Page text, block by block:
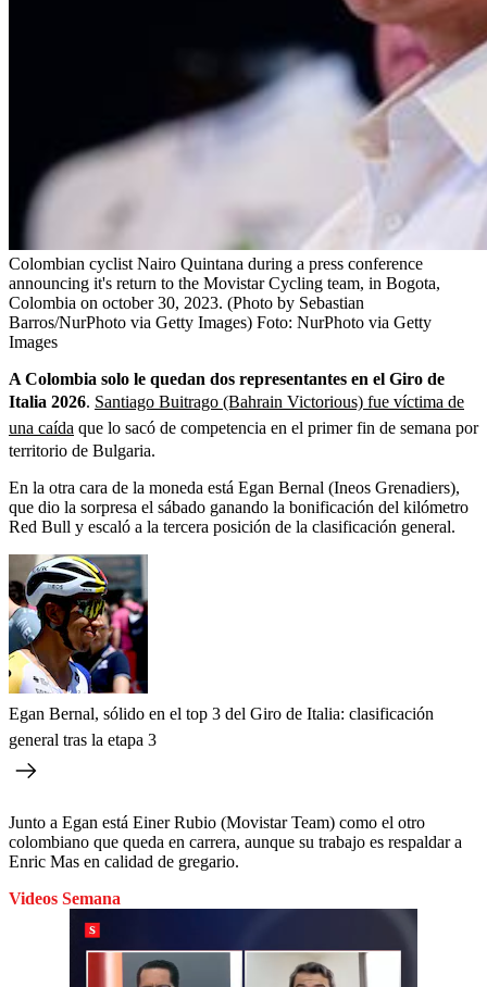
Colombian cyclist Nairo Quintana during a press conference
announcing it's return to the Movistar Cycling team, in Bogota,
Colombia on october 30, 2023. (Photo by Sebastian
Barros/NurPhoto via Getty Images) Foto: NurPhoto via Getty
Images
A Colombia solo le quedan dos representantes en el Giro de
Italia 2026. Santiago Buitrago (Bahrain Victorious) fue víctima de
una caída que lo sacó de competencia en el primer fin de semana por
territorio de Bulgaria.
En la otra cara de la moneda está Egan Bernal (Ineos Grenadiers),
que dio la sorpresa el sábado ganando la bonificación del kilómetro
Red Bull y escaló a la tercera posición de la clasificación general.
Egan Bernal, sólido en el top 3 del Giro de Italia: clasificación
general tras la etapa 3
Junto a Egan está Einer Rubio (Movistar Team) como el otro
colombiano que queda en carrera, aunque su trabajo es respaldar a
Enric Mas en calidad de gregario.
Videos Semana